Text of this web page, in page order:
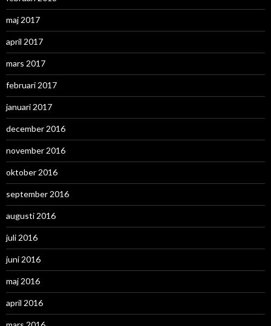
maj 2017
april 2017
mars 2017
februari 2017
januari 2017
december 2016
november 2016
oktober 2016
september 2016
augusti 2016
juli 2016
juni 2016
maj 2016
april 2016